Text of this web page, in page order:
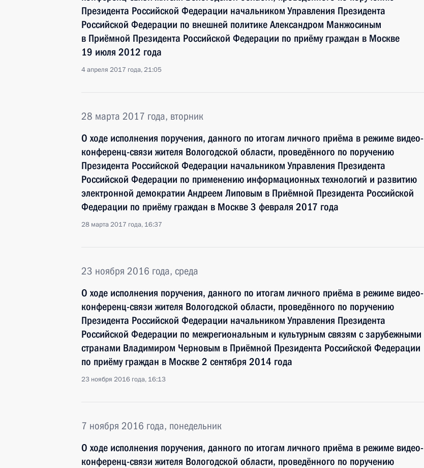
Президента Российской Федерации начальником Управления Президента
Российской Федерации по внешней политике Александром Манжосиным
в Приёмной Президента Российской Федерации по приёму граждан в Москве
19 июля 2012 года
4 апреля 2017 года, 21:05
28 марта 2017 года, вторник
О ходе исполнения поручения, данного по итогам личного приёма в режиме видео-
конференц-связи жителя Вологодской области, проведённого по поручению
Президента Российской Федерации начальником Управления Президента
Российской Федерации по применению информационных технологий и развитию
электронной демократии Андреем Липовым в Приёмной Президента Российской
Федерации по приёму граждан в Москве 3 февраля 2017 года
28 марта 2017 года, 16:37
23 ноября 2016 года, среда
О ходе исполнения поручения, данного по итогам личного приёма в режиме видео-
конференц-связи жителя Вологодской области, проведённого по поручению
Президента Российской Федерации начальником Управления Президента
Российской Федерации по межрегиональным и культурным связям с зарубежными
странами Владимиром Черновым в Приёмной Президента Российской Федерации
по приёму граждан в Москве 2 сентября 2014 года
23 ноября 2016 года, 16:13
7 ноября 2016 года, понедельник
О ходе исполнения поручения, данного по итогам личного приёма в режиме видео-
конференц-связи жителя Вологодской области, проведённого по поручению